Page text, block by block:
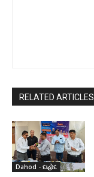
RELATED ARTICLES
Dahod - દાહોદ